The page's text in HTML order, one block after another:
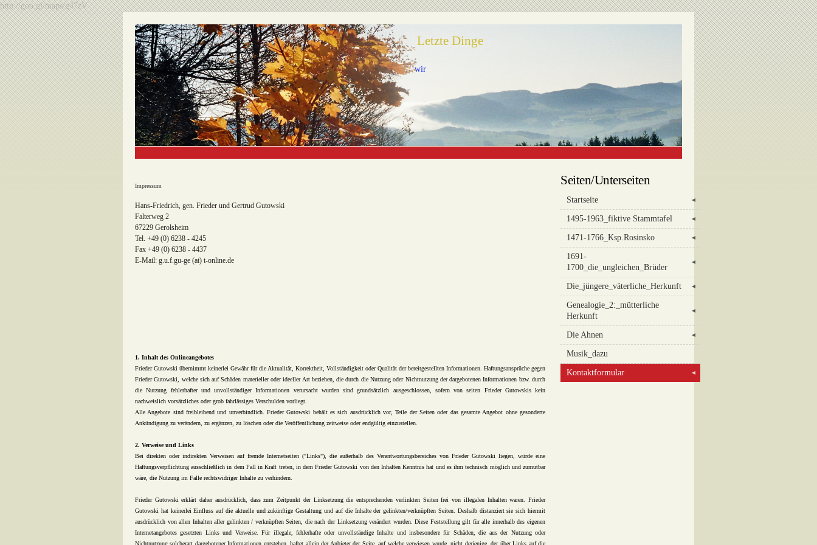
Letzte Dinge
wir
Seiten/Unterseiten
Startseite ◄
1495-1963_fiktive Stammtafel ◄
1471-1766_Ksp.Rosinsko ◄
1691-
1700_die_ungleichen_Brüder
◄
Die_jüngere_väterliche_Herkunft ◄
Genealogie_2:_mütterliche
Herkunft
◄
Die Ahnen ◄
Musik_dazu
Kontaktformular ◄
Impressum
Hans-Friedrich, gen. Frieder und Gertrud Gutowski
Falterweg 2
67229 Gerolsheim
Tel. +49 (0) 6238 - 4245
Fax +49 (0) 6238 - 4437
E-Mail: g.u.f.gu-ge (at) t-online.de
1. Inhalt des Onlineangebotes
Frieder Gutowski übernimmt keinerlei Gewähr für die Aktualität, Korrektheit, Vollständigkeit oder Qualität der bereitgestellten Informationen. Haftungsansprüche gegen
Frieder Gutowski, welche sich auf Schäden materieller oder ideeller Art beziehen, die durch die Nutzung oder Nichtnutzung der dargebotenen Informationen bzw. durch
die Nutzung fehlerhafter und unvollständiger Informationen verursacht wurden sind grundsätzlich ausgeschlossen, sofern von seiten Frieder Gutowskis kein
nachweislich vorsätzliches oder grob fahrlässiges Verschulden vorliegt.
Alle Angebote sind freibleibend und unverbindlich. Frieder Gutowski behält es sich ausdrücklich vor, Teile der Seiten oder das gesamte Angebot ohne gesonderte
Ankündigung zu verändern, zu ergänzen, zu löschen oder die Veröffentlichung zeitweise oder endgültig einzustellen.
2. Verweise und Links
Bei direkten oder indirekten Verweisen auf fremde Internetseiten ("Links"), die außerhalb des Verantwortungsbereiches von Frieder Gutowski liegen, würde eine
Haftungsverpflichtung ausschließlich in dem Fall in Kraft treten, in dem Frieder Gutowski von den Inhalten Kenntnis hat und es ihm technisch möglich und zumutbar
wäre, die Nutzung im Falle rechtswidriger Inhalte zu verhindern.
Frieder Gutowski erklärt daher ausdrücklich, dass zum Zeitpunkt der Linksetzung die entsprechenden verlinkten Seiten frei von illegalen Inhalten waren. Frieder
Gutowski hat keinerlei Einfluss auf die aktuelle und zukünftige Gestaltung und auf die Inhalte der gelinkten/verknüpften Seiten. Deshalb distanziert sie sich hiermit
ausdrücklich von allen Inhalten aller gelinkten / verknüpften Seiten, die nach der Linksetzung verändert wurden. Diese Feststellung gilt für alle innerhalb des eigenen
Internetangebotes gesetzten Links und Verweise. Für illegale, fehlerhafte oder unvollständige Inhalte und insbesondere für Schäden, die aus der Nutzung oder
Nichtnutzung solcherart dargebotener Informationen entstehen, haftet allein der Anbieter der Seite, auf welche verwiesen wurde, nicht derjenige, der über Links auf die
http://goo.gl/maps/g47zV